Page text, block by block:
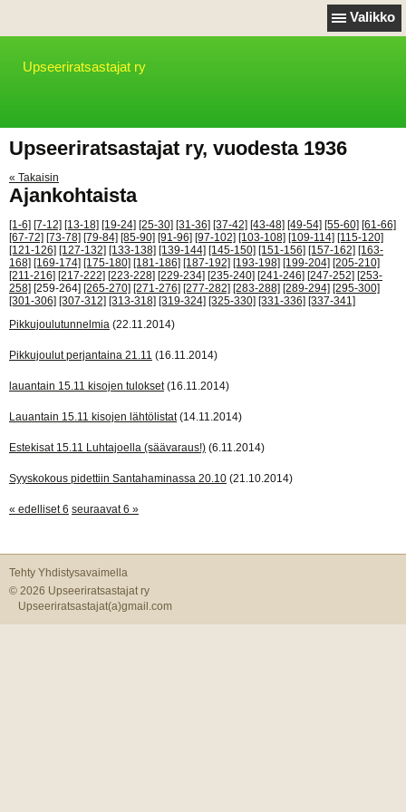
Valikko
Upseeriratsastajat ry
Upseeriratsastajat ry, vuodesta 1936
« Takaisin
Ajankohtaista
[1-6] [7-12] [13-18] [19-24] [25-30] [31-36] [37-42] [43-48] [49-54] [55-60] [61-66]
[67-72] [73-78] [79-84] [85-90] [91-96] [97-102] [103-108] [109-114] [115-120]
[121-126] [127-132] [133-138] [139-144] [145-150] [151-156] [157-162] [163-
168] [169-174] [175-180] [181-186] [187-192] [193-198] [199-204] [205-210]
[211-216] [217-222] [223-228] [229-234] [235-240] [241-246] [247-252] [253-
258] [259-264] [265-270] [271-276] [277-282] [283-288] [289-294] [295-300]
[301-306] [307-312] [313-318] [319-324] [325-330] [331-336] [337-341]
Pikkujoulutunnelmia (22.11.2014)
Pikkujoulut perjantaina 21.11 (16.11.2014)
lauantain 15.11 kisojen tulokset (16.11.2014)
Lauantain 15.11 kisojen lähtölistat (14.11.2014)
Estekisat 15.11 Luhtajoella (säävaraus!) (6.11.2014)
Syyskokous pidettiin Santahaminassa 20.10 (21.10.2014)
« edelliset 6 seuraavat 6 »
Tehty Yhdistysavaimella
© 2026 Upseeriratsastajat ry
Upseeriratsastajat(a)gmail.com